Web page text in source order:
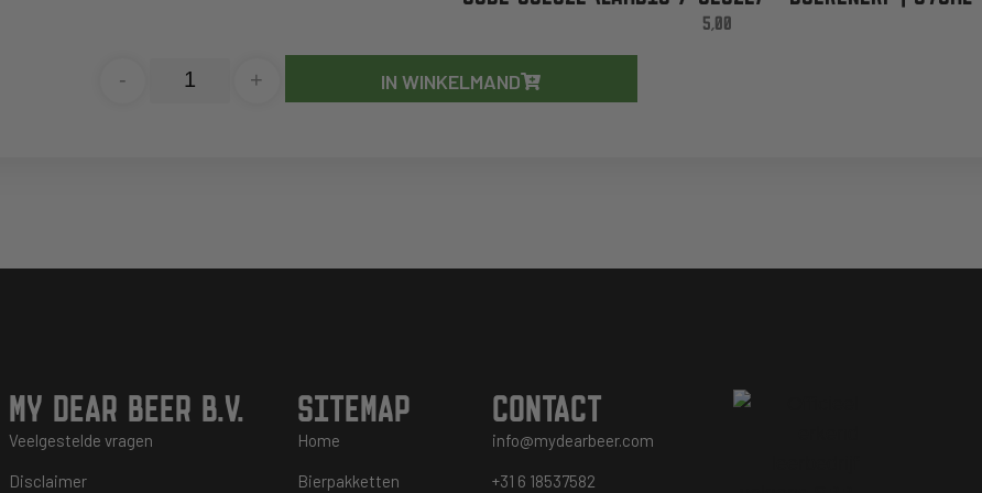
5,00
- + IN WINKELMAND
MY DEAR BEER B.V.
Veelgestelde vragen
Disclaimer
SITEMAP
Home
Bierpakketten
CONTACT
info@mydearbeer.com
+31 6 18537582